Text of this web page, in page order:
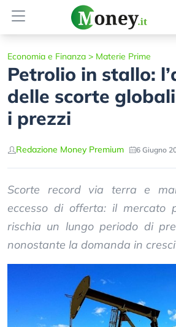
Economia e Finanza > Materie Prime
Petrolio in stallo:
delle scorte
i prezzi
Redazione Money Premium 6 Giugno
Scorte record via terra e
eccesso di offerta: il mercato
rischia un lungo periodo di
nonostante la domanda in